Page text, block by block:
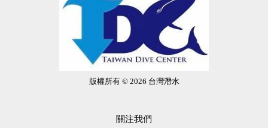
版權所有 © 2026 台灣潛水
關注我們